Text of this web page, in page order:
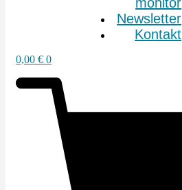
Newsletter
Kontakt
0,00 € 0